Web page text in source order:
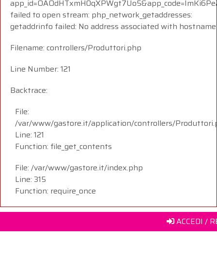
failed to open stream: php_network_getaddresses:
getaddrinfo failed: No address associated with hostname
Filename: controllers/Produttori.php
Line Number: 121
Backtrace:
File:
/var/www/gastore.it/application/controllers/
Line: 121
Function: file_get_contents
File: /var/www/gastore.it/index.php
Line: 315
Function: require_once
ACCEDI /